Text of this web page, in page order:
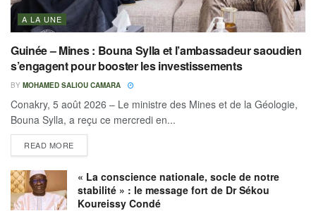
A LA UNE
Guinée – Mines : Bouna Sylla et l’ambassadeur saoudien
s’engagent pour booster les investissements
BY MOHAMED SALIOU CAMARA
Conakry, 5 août 2026 – Le ministre des Mines et de la Géologie,
Bouna Sylla, a reçu ce mercredi en...
READ MORE
« La conscience nationale, socle de notre
stabilité » : le message fort de Dr Sékou
Koureissy Condé